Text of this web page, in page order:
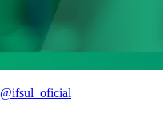
@ifsul_oficial